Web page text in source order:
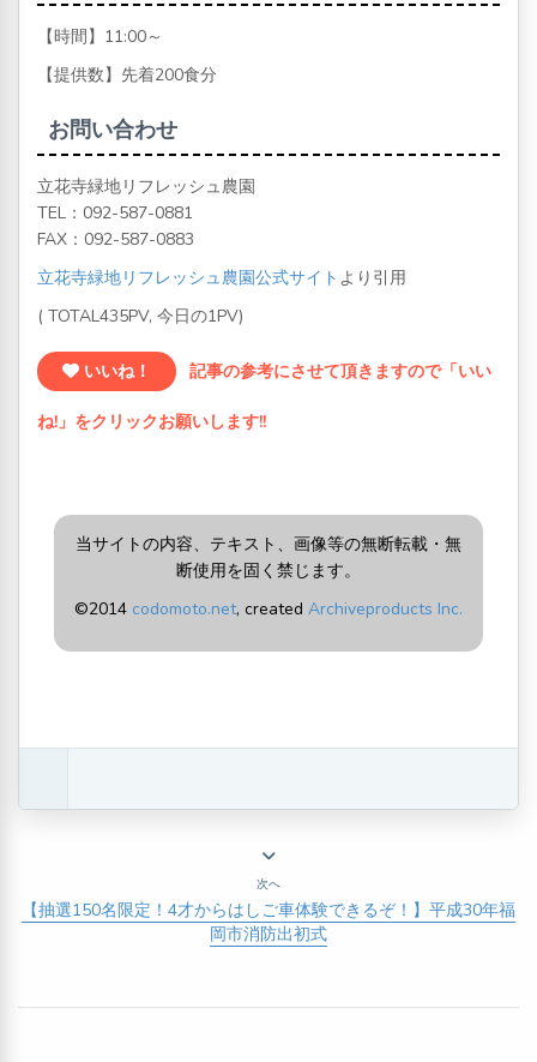
【時間】11:00～
【提供数】先着200食分
お問い合わせ
立花寺緑地リフレッシュ農園
TEL： 092-587-0881
FAX：092-587-0883
立花寺緑地リフレッシュ農園公式サイト より引用
( TOTAL435PV, 今日の1PV)
いいね！ 記事の参考にさせて頂きますので「いい
ね!」をクリックお願いします!!
当サイトの内容、テキスト、画像等の無断転載・無
断使用を固く禁じます。
©2014 codomoto.net, created Archiveproducts Inc.
次へ
【抽選150名限定！4才からはしご車体験できるぞ！】平成30年福
岡市消防出初式